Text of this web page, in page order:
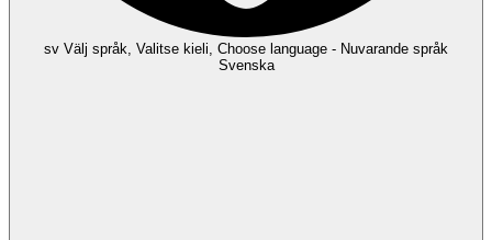
sv Välj språk, Valitse kieli, Choose language - Nuvarande språk
Svenska